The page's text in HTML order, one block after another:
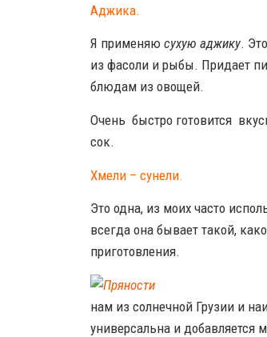
Аджика.
Я применяю сухую аджику.
из фасоли и рыбы. Придает
блюдам из овощей.
Очень быстро готовится
сок.
Хмели – сунели.
Это одна, из моих часто
всегда она бывает такой,
приготовления.
нам из солнечной Грузии и
универсальна и